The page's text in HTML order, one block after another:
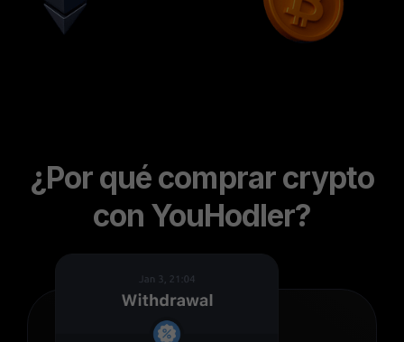
¿Por qué comprar crypto
con YouHodler?